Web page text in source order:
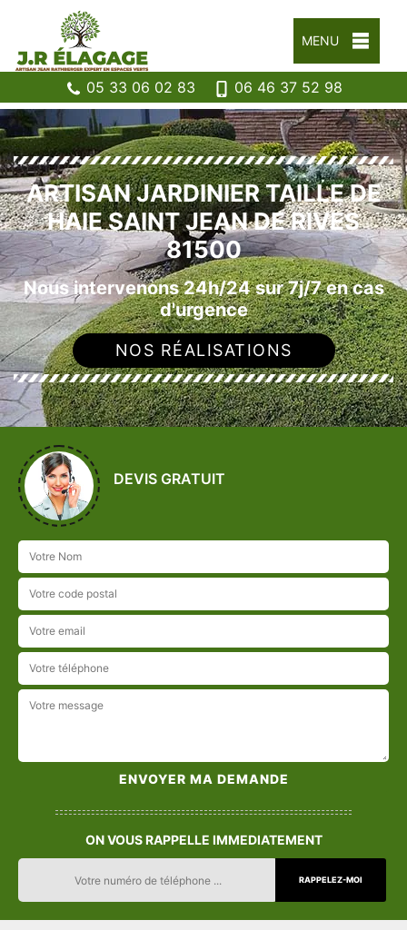
MENU
05 33 06 02 83 06 46 37 52 98
ARTISAN JARDINIER TAILLE DE
HAIE SAINT JEAN DE RIVES
81500
Nous intervenons 24h/24 sur 7j/7 en cas
d'urgence
NOS RÉALISATIONS
DEVIS GRATUIT
ON VOUS RAPPELLE IMMEDIATEMENT